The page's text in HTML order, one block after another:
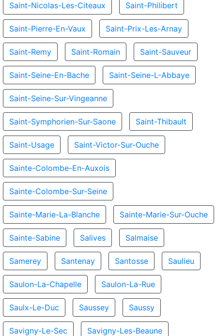
Saint-Nicolas-Les-Citeaux Saint-Philibert
Saint-Pierre-En-Vaux Saint-Prix-Les-Arnay
Saint-Remy Saint-Romain Saint-Sauveur
Saint-Seine-En-Bache Saint-Seine-L-Abbaye
Saint-Seine-Sur-Vingeanne
Saint-Symphorien-Sur-Saone Saint-Thibault
Saint-Usage Saint-Victor-Sur-Ouche
Sainte-Colombe-En-Auxois
Sainte-Colombe-Sur-Seine
Sainte-Marie-La-Blanche Sainte-Marie-Sur-Ouche
Sainte-Sabine Salives Salmaise
Samerey Santenay Santosse Saulieu
Saulon-La-Chapelle Saulon-La-Rue
Saulx-Le-Duc Saussey Saussy
Savigny-Le-Sec Savigny-Les-Beaune